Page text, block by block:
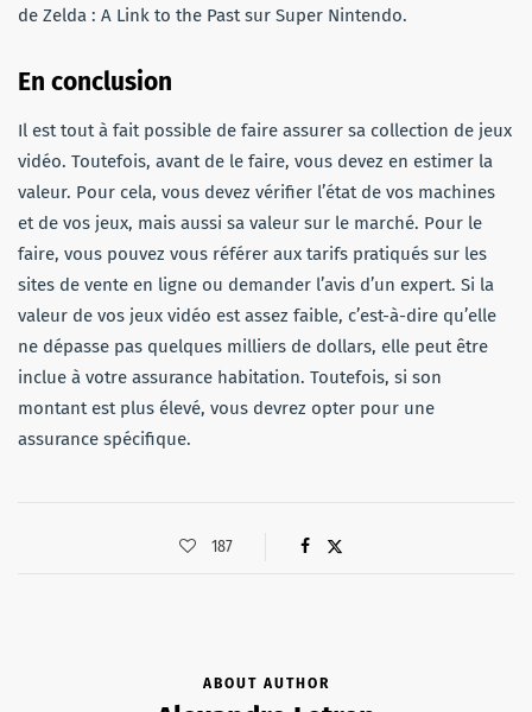
de Zelda : A Link to the Past sur Super Nintendo.
En conclusion
Il est tout à fait possible de faire assurer sa collection de jeux
vidéo. Toutefois, avant de le faire, vous devez en estimer la
valeur. Pour cela, vous devez vérifier l’état de vos machines
et de vos jeux, mais aussi sa valeur sur le marché. Pour le
faire, vous pouvez vous référer aux tarifs pratiqués sur les
sites de vente en ligne ou demander l’avis d’un expert. Si la
valeur de vos jeux vidéo est assez faible, c’est-à-dire qu’elle
ne dépasse pas quelques milliers de dollars, elle peut être
inclue à votre assurance habitation. Toutefois, si son
montant est plus élevé, vous devrez opter pour une
assurance spécifique.
187
ABOUT AUTHOR